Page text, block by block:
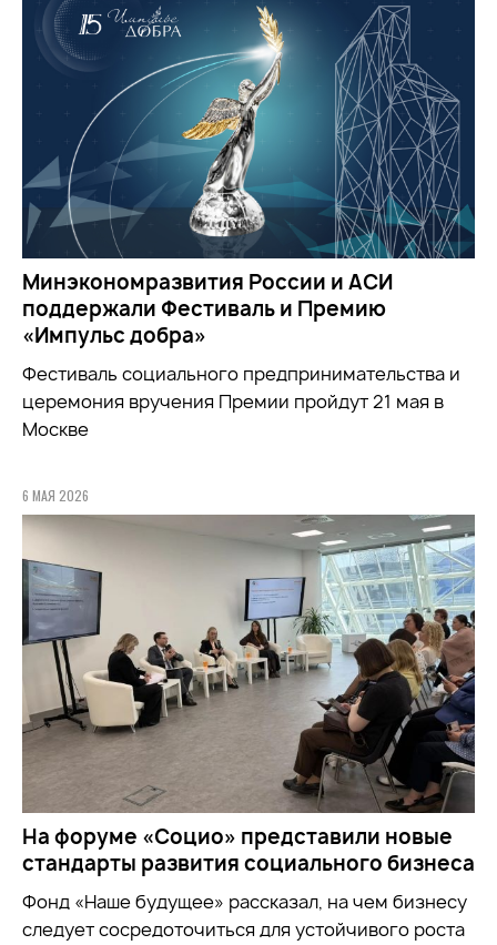
Минэкономразвития России и АСИ
поддержали Фестиваль и Премию
«Импульс добра»
Фестиваль социального предпринимательства и
церемония вручения Премии пройдут 21 мая в
Москве
6 МАЯ 2026
На форуме «Социо» представили новые
стандарты развития социального бизнеса
Фонд «Наше будущее» рассказал, на чем бизнесу
следует сосредоточиться для устойчивого роста